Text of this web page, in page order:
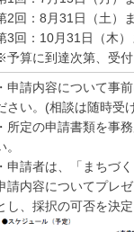
2回：8月31日（土）
3回：10月31日（木）
予算に到達次第、受付
・申請内容について事
さい。(相談は随時受
・所定の申請書類を事
。
・申請者は、「まちづ
請内容についてプレ
し、採択の可否を決定